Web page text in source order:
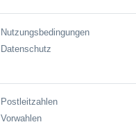
Nutzungsbedingungen
Datenschutz
Postleitzahlen
Vorwahlen